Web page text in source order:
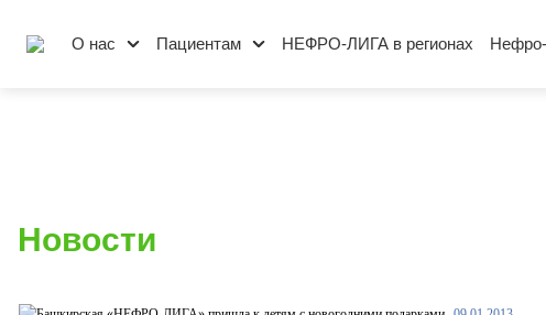
О нас Пациентам НЕФРО-ЛИГА в регионах
Новости